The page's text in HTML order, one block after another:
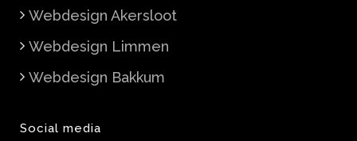
Webdesign Akersloot
Webdesign Limmen
Webdesign Bakkum
Social media